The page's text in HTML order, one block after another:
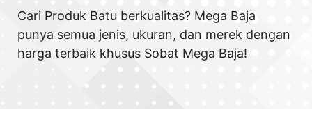
Cari Produk Batu berkualitas? Mega Baja
punya semua jenis, ukuran, dan merek dengan
harga terbaik khusus Sobat Mega Baja!